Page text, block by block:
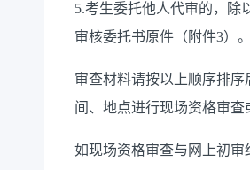
5.考生委托他人代审的，除
审核委托书原件（附件3）。
审查材料请按以上顺序排
间、地点进行现场资格审
如现场资格审查与网上初